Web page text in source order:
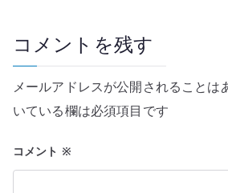
ゲ
ー
シ
ン
コメントを残す
メールアドレスが公開されることは
いている欄は必須項目です
コメント ※